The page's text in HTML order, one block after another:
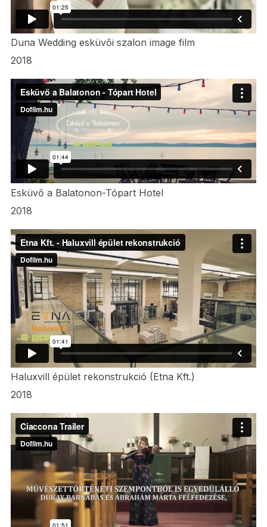
Duna Wedding esküvői szalon image film
2018
Esküvő a Balatonon-Tópart Hotel
2018
Haluxvill épület rekonstrukció (Etna Kft.)
2018